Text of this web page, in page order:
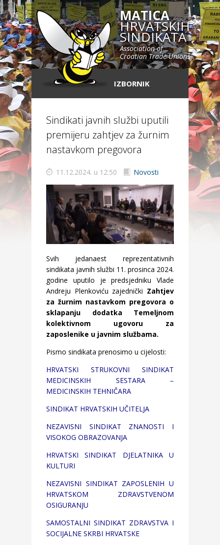
MATICA
HRVATSKIH
SINDIKATA
Association of
Croatian Trade Unions
IZBORNIK
Sindikati javnih službi uputili
premijeru zahtjev za žurnim
nastavkom pregovora
11.12.2024. u 12:50 Novosti
Svih jedanaest reprezentativnih
sindikata javnih službi 11. prosinca 2024.
godine uputilo je predsjedniku Vlade
Andreju Plenkoviću zajednički Zahtjev
za žurnim nastavkom pregovora o
sklapanju dodatka Temeljnom
kolektivnom ugovoru za
zaposlenike u javnim službama.
Pismo sindikata prenosimo u cijelosti:
HRVATSKI STRUKOVNI SINDIKAT
MEDICINSKIH SESTARA –
MEDICINSKIH TEHNIČARA
SINDIKAT HRVATSKIH UČITELJA
NEZAVISNI SINDIKAT ZNANOSTI I
VISOKOG OBRAZOVANJA
HRVATSKI SINDIKAT DJELATNIKA U
KULTURI
NEZAVISNI SINDIKAT ZAPOSLENIH U
HRVATSKOM ZDRAVSTVENOM
OSIGURANJU
SAMOSTALNI SINDIKAT ZDRAVSTVA I
SOCIJALNE SKRBI HRVATSKE